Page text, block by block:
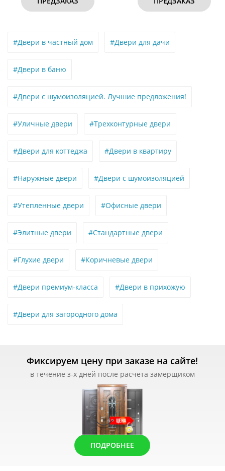
#Двери в частный дом #Двери для дачи
#Двери в баню
#Двери с шумоизоляцией. Лучшие предложения!
#Уличные двери #Трехконтурные двери
#Двери для коттеджа #Двери в квартиру
#Наружные двери #Двери с шумоизоляцией
#Утепленные двери #Офисные двери
#Элитные двери #Стандартные двери
#Глухие двери #Коричневые двери
#Двери премиум-класса #Двери в прихожую
#Двери для загородного дома
Фиксируем цену при заказе на сайте!
в течение з-х дней после расчета замерщиком
ПОДРОБНЕЕ